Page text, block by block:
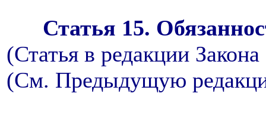
Статья 15.
(Статья в редакции
(См. Предыдущую